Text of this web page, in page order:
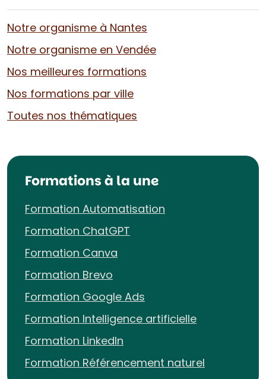
Notre organisme à Nantes
Notre organisme en Vendée
Nos meilleures formations
Nos formations par ville
Toutes nos thématiques
Formations à la une
Formation Automatisation
Formation ChatGPT
Formation Canva
Formation Brevo
Formation Google Ads
Formation Intelligence artificielle
Formation LinkedIn
Formation Référencement naturel